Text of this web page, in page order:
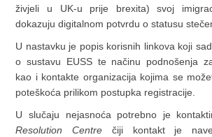
živjeli u UK-u prije brexita) svoj
dokazuju digitalnom potvrdu o statusu
U nastavku je popis korisnih linkova koji
o sustavu EUSS te načinu podnošenja
kao i kontakte organizacija kojima se
poteškoća prilikom postupka registracije.
U slučaju nejasnoća potrebno je
Resolution Centre čiji kontakt je